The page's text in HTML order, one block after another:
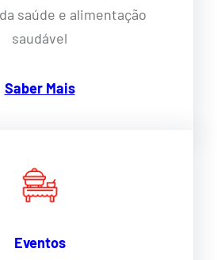
saúde e alimentação
saudável
Saber Mais
Eventos